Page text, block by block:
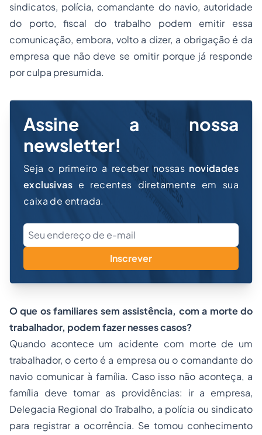
sindicatos, polícia, comandante do navio, autoridade
do porto, fiscal do trabalho podem emitir essa
comunicação, embora, volto a dizer, a obrigação é da
empresa que não deve se omitir porque já responde
por culpa presumida.
Assine a nossa
newsletter!
Seja o primeiro a receber nossas novidades
exclusivas e recentes diretamente em sua
caixa de entrada.
Inscrever
O que os familiares sem assistência, com a morte do
trabalhador, podem fazer nesses casos?
Quando acontece um acidente com morte de um
trabalhador, o certo é a empresa ou o comandante do
navio comunicar à família. Caso isso não aconteça, a
família deve tomar as providências: ir a empresa,
Delegacia Regional do Trabalho, a polícia ou sindicato
para registrar a ocorrência. Se tomou conhecimento